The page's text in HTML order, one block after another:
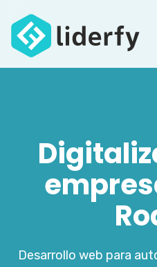
Desarrollo web para